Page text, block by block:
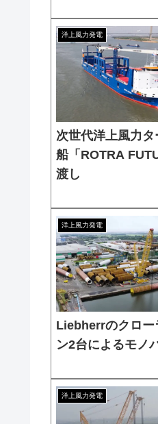
洋上風力発電
次世代洋上風力タ
船「ROTRA
渡し
洋上風力発電
Liebherrのクロー
ン2台によるモノ
洋上風力発電